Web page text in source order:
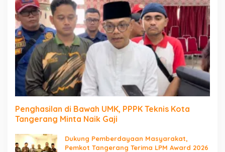
Penghasilan di Bawah UMK, PPPK Teknis Kota
Tangerang Minta Naik Gaji
Dukung Pemberdayaan Masyarakat,
Pemkot Tangerang Terima LPM Award 2026